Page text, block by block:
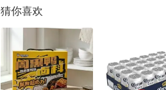
猜你喜欢